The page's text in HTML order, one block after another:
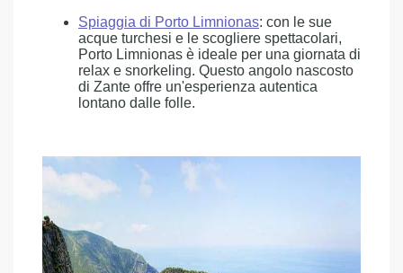
Spiaggia di Porto Limnionas: con le sue
acque turchesi e le scogliere spettacolari,
Porto Limnionas è ideale per una giornata di
relax e snorkeling. Questo angolo nascosto
di Zante offre un'esperienza autentica
lontano dalle folle.